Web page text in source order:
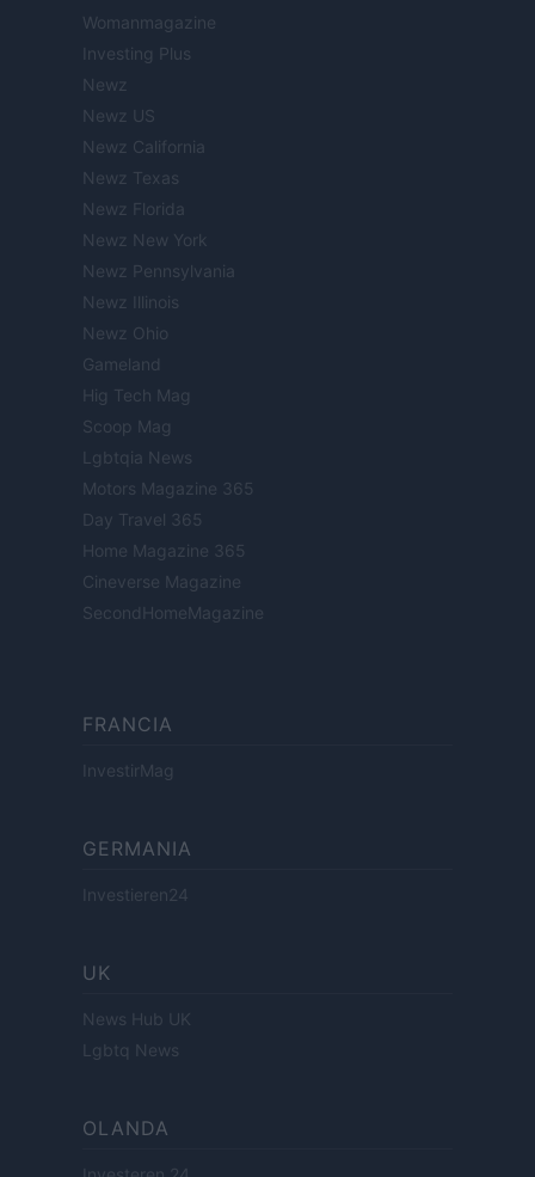
Womanmagazine
Investing Plus
Newz
Newz US
Newz California
Newz Texas
Newz Florida
Newz New York
Newz Pennsylvania
Newz Illinois
Newz Ohio
Gameland
Hig Tech Mag
Scoop Mag
Lgbtqia News
Motors Magazine 365
Day Travel 365
Home Magazine 365
Cineverse Magazine
SecondHomeMagazine
FRANCIA
InvestirMag
GERMANIA
Investieren24
UK
News Hub UK
Lgbtq News
OLANDA